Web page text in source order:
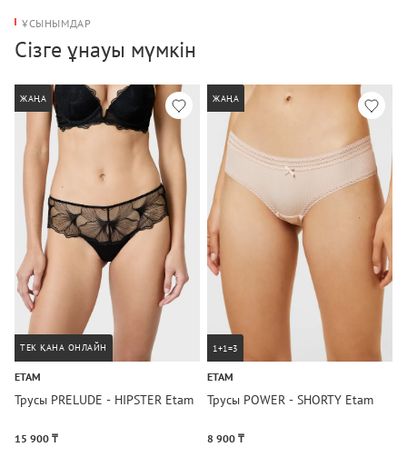
ҰСЫНЫМДАР
Сізге ұнауы мүмкін
ЖАҢА
ТЕК ҚАНА ОНЛАЙН
ETAM
Трусы PRELUDE - HIPSTER Etam
15 900 ₸
ЖАҢА
1+1=3
ETAM
Трусы POWER - SHORTY Etam
8 900 ₸